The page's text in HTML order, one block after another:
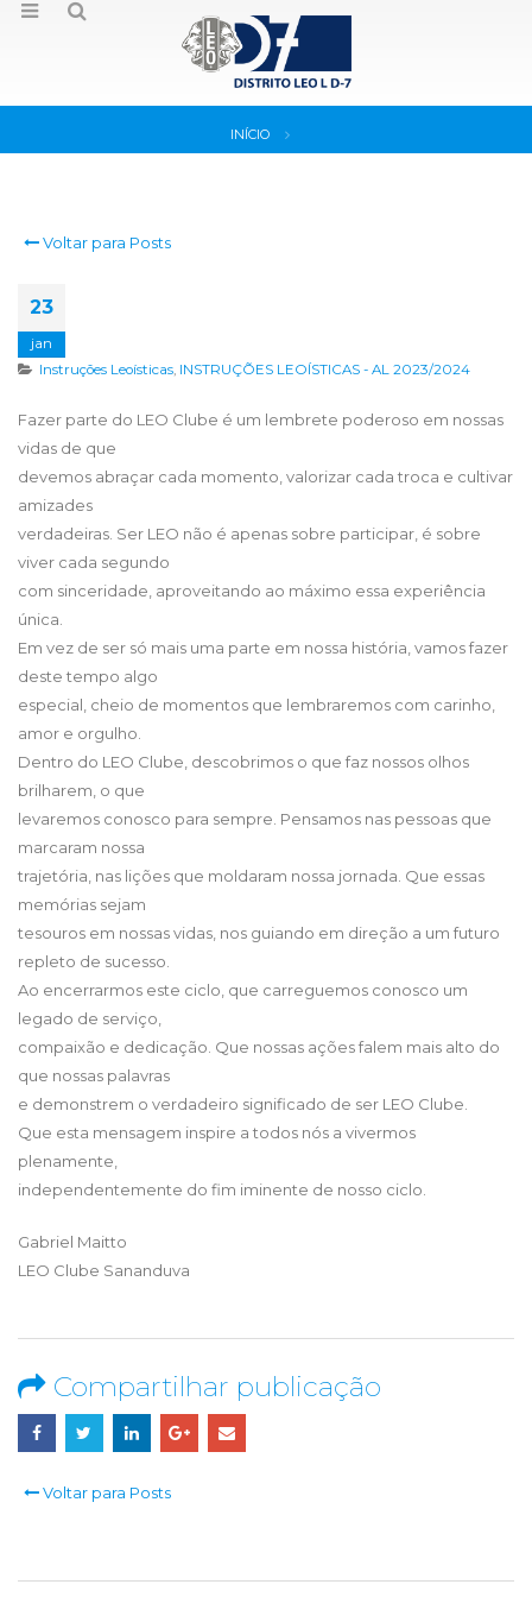
INÍCIO
Voltar para Posts
23
jan
Instruções Leoísticas, INSTRUÇÕES LEOÍSTICAS - AL 2023/2024
Fazer parte do LEO Clube é um lembrete poderoso em nossas
vidas de que
devemos abraçar cada momento, valorizar cada troca e cultivar
amizades
verdadeiras. Ser LEO não é apenas sobre participar, é sobre
viver cada segundo
com sinceridade, aproveitando ao máximo essa experiência
única.
Em vez de ser só mais uma parte em nossa história, vamos fazer
deste tempo algo
especial, cheio de momentos que lembraremos com carinho,
amor e orgulho.
Dentro do LEO Clube, descobrimos o que faz nossos olhos
brilharem, o que
levaremos conosco para sempre. Pensamos nas pessoas que
marcaram nossa
trajetória, nas lições que moldaram nossa jornada. Que essas
memórias sejam
tesouros em nossas vidas, nos guiando em direção a um futuro
repleto de sucesso.
Ao encerrarmos este ciclo, que carreguemos conosco um
legado de serviço,
compaixão e dedicação. Que nossas ações falem mais alto do
que nossas palavras
e demonstrem o verdadeiro significado de ser LEO Clube.
Que esta mensagem inspire a todos nós a vivermos
plenamente,
independentemente do fim iminente de nosso ciclo.
Gabriel Maitto
LEO Clube Sananduva
Compartilhar publicação
Voltar para Posts